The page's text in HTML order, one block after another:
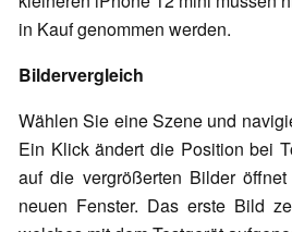
in Kauf genommen werden.
Bildervergleich
Wählen Sie eine Szene und
Ein Klick ändert die Position bei
auf die vergrößerten Bilder
neuen Fenster. Das erste Bild